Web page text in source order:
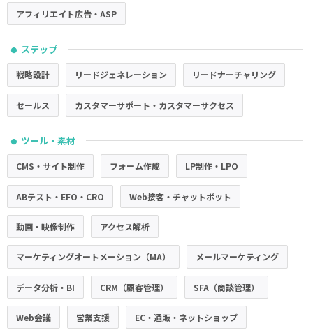
アフィリエイト広告・ASP
● ステップ
戦略設計 リードジェネレーション リードナーチャリング
セールス カスタマーサポート・カスタマーサクセス
● ツール・素材
CMS・サイト制作 フォーム作成 LP制作・LPO
ABテスト・EFO・CRO Web接客・チャットボット
動画・映像制作 アクセス解析
マーケティングオートメーション（MA） メールマーケティング
データ分析・BI CRM（顧客管理） SFA（商談管理）
Web会議 営業支援 EC・通販・ネットショップ